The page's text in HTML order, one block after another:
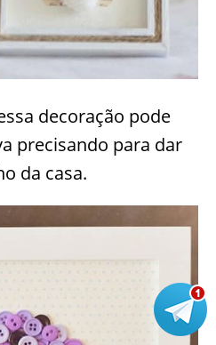
decoração pode
precisando para dar
da casa.